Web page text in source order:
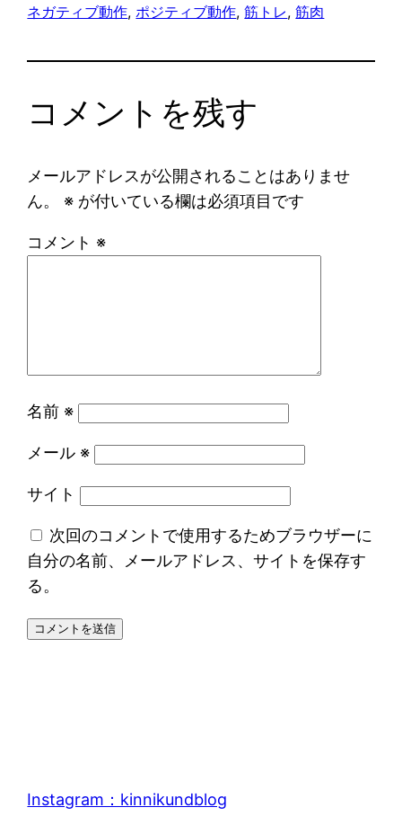
ネガティブ動作, ポジティブ動作, 筋トレ, 筋肉
コメントを残す
メールアドレスが公開されることはありませ
ん。
※ が付いている欄は必須項目です
コメント ※
名前 ※
メール ※
サイト
次回のコメントで使用するためブラウザーに
自分の名前、メールアドレス、サイトを保存す
る。
Instagram：kinnikundblog